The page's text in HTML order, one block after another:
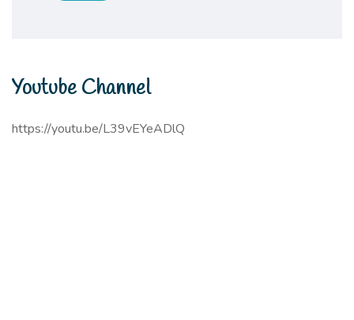
Youtube Channel
https://youtu.be/L39vEYeADlQ